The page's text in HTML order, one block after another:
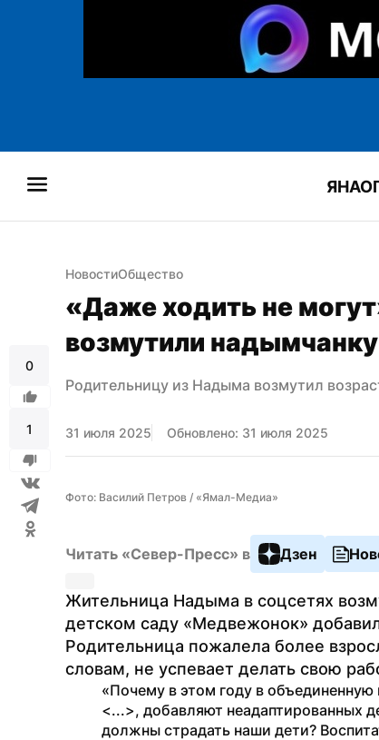
ЯНАО
0
1
НовостиОбщество
«Даже ходить не
возмутили надымчанку
Родительницу из Надыма возмутил
31 июля 2025 Обновлено: 31 июля 2025
Фото: Василий Петров / «Ямал-Медиа»
Читать «Север-Пресс» в Дзен
Жительница Надыма в соцсетях
детском саду «Медвежонок»
Родительница пожалела более
словам, не успевает делать свою
«Почему в этом году в
<...>, добавляют неадаптированных
должны страдать наши дети?